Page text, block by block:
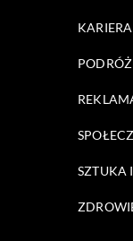
KARIERA
SZTUKA